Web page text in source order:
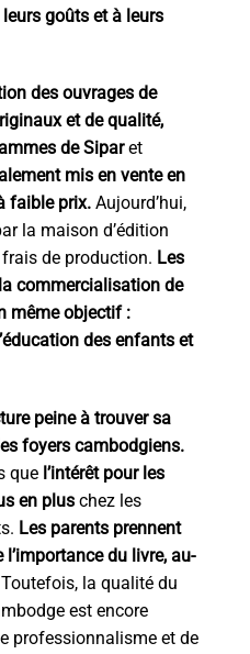
goûts et à leurs
des ouvrages de
et de qualité,
de Siparet
mis en vente en
faible prix. Aujourd’hui,
la maison d’édition
de production. Les
commercialisation de
même objectif :
des enfants et
peine à trouver sa
foyers cambodgiens.
que l’intérêt pour les
en plus chez les
Les parents prennent
du livre, au-
Toutefois, la qualité du
est encore
professionnalisme et de